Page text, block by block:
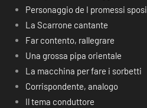
Personaggio de I promessi sposi
La Scarrone cantante
Far contento, rallegrare
Una grossa pipa orientale
La macchina per fare i sorbetti
Corrispondente, analogo
Il tema conduttore